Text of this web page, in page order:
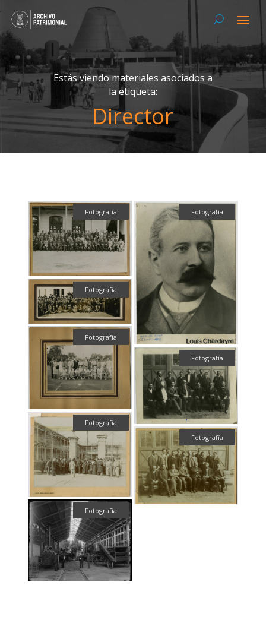
Estás viendo materiales asociados a
la etiqueta:
Director
Fotografía Fotografía
Fotografía
Fotografía
Fotografía
Fotografía
Fotografía
Fotografía